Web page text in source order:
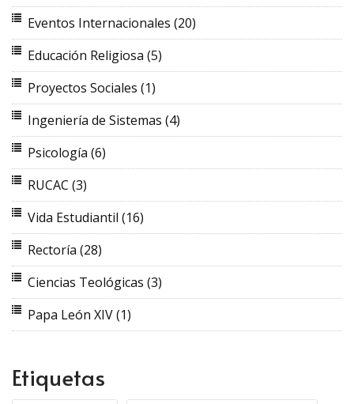
Eventos Internacionales (20)
Educación Religiosa (5)
Proyectos Sociales (1)
Ingeniería de Sistemas (4)
Psicología (6)
RUCAC (3)
Vida Estudiantil (16)
Rectoría (28)
Ciencias Teológicas (3)
Papa León XIV(1)
Etiquetas